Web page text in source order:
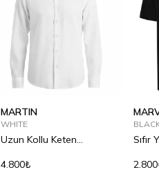
MARTIN
WHITE
Uzun Kollu Keten
4.800₺
Sıfır